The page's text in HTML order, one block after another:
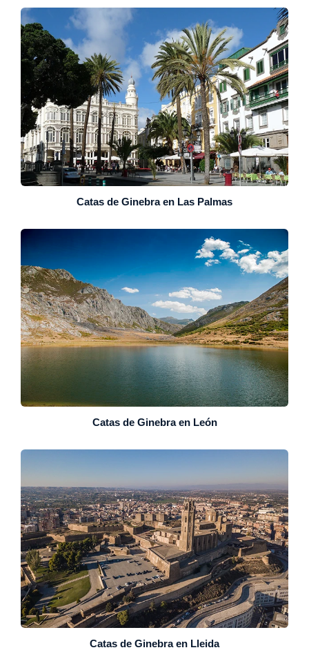
Catas de Ginebra en Las Palmas
Catas de Ginebra en León
Catas de Ginebra en Lleida